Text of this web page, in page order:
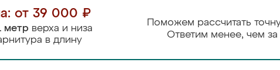
от 39 000 ₽
метрверха и низа
в длину
Поможем рассчитать
Ответим менее, чем за